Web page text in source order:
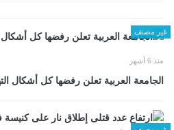
غير مصنف
منذ 6 أشهر
الجامعة العربية تعلن رفضها كل أشكال